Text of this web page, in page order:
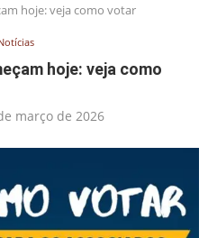
hoje: veja como votar
hoje: veja como
março de 2026